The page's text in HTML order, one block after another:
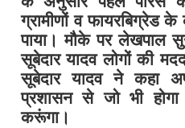
ग्रामीणों व फायरबिग्रेड
पाया। मौके पर लेखपाल
सूबेदार यादव लोगों की
सूबेदार यादव ने कहा
प्रशासन से जो भी
करूंगा।